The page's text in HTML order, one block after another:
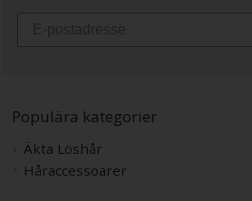
Populära kategorier
Äkta Löshår
Håraccessoarer